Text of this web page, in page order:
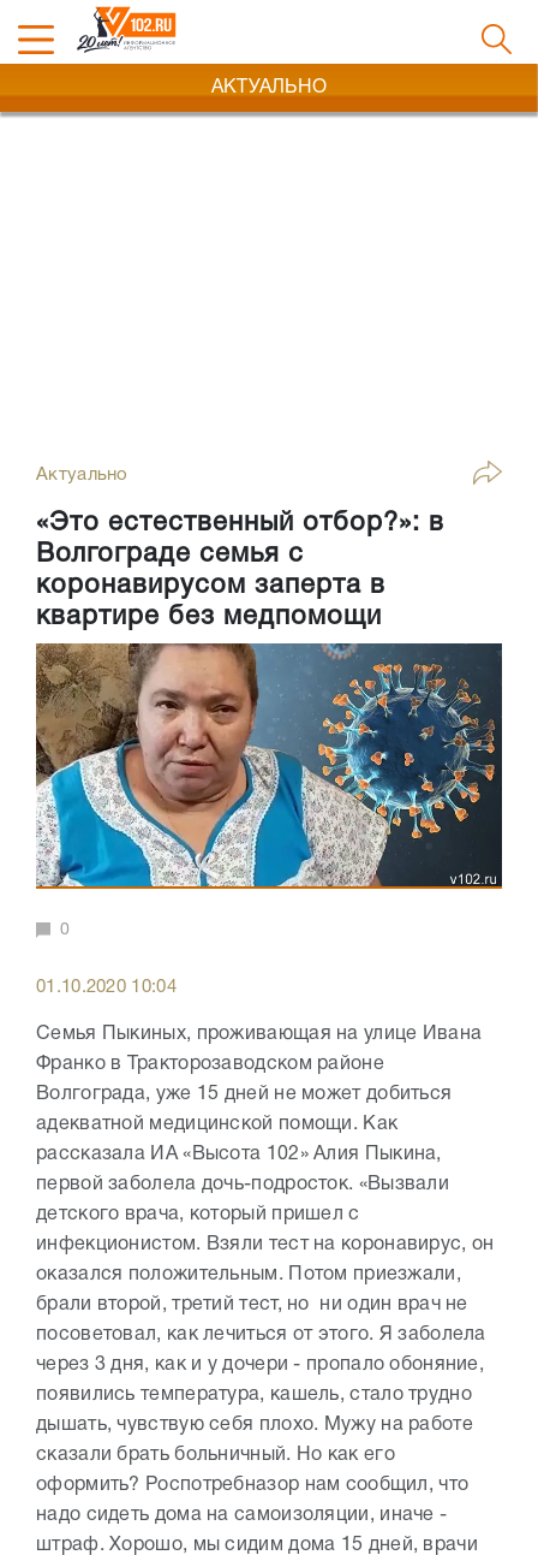
АКТУАЛЬНО
Актуально
«Это естественный отбор?»: в
Волгограде семья с
коронавирусом заперта в
квартире без медпомощи
0
01.10.2020 10:04
Семья Пыкиных, проживающая на улице Ивана
Франко в Тракторозаводском районе
Волгограда, уже 15 дней не может добиться
адекватной медицинской помощи. Как
рассказала ИА «Высота 102» Алия Пыкина,
первой заболела дочь-подросток. «Вызвали
детского врача, который пришел с
инфекционистом. Взяли тест на коронавирус, он
оказался положительным. Потом приезжали,
брали второй, третий тест, но ни один врач не
посоветовал, как лечиться от этого. Я заболела
через 3 дня, как и у дочери - пропало обоняние,
появились температура, кашель, стало трудно
дышать, чувствую себя плохо. Мужу на работе
сказали брать больничный. Но как его
оформить? Роспотребназор нам сообщил, что
надо сидеть дома на самоизоляции, иначе -
штраф. Хорошо, мы сидим дома 15 дней, врачи